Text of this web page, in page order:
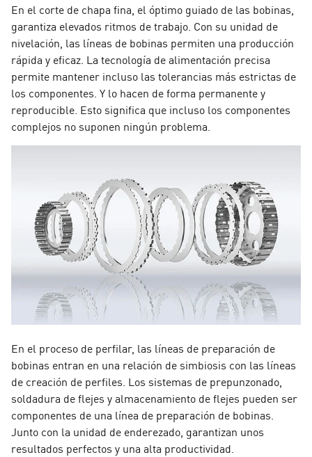
En el corte de chapa fina, el óptimo guiado de las bobinas,
garantiza elevados ritmos de trabajo. Con su unidad de
nivelación, las líneas de bobinas permiten una producción
rápida y eficaz. La tecnología de alimentación precisa
permite mantener incluso las tolerancias más estrictas de
los componentes. Y lo hacen de forma permanente y
reproducible. Esto significa que incluso los componentes
complejos no suponen ningún problema.
En el proceso de perfilar, las líneas de preparación de
bobinas entran en una relación de simbiosis con las líneas
de creación de perfiles. Los sistemas de prepunzonado,
soldadura de flejes y almacenamiento de flejes pueden ser
componentes de una línea de preparación de bobinas.
Junto con la unidad de enderezado, garantizan unos
resultados perfectos y una alta productividad.